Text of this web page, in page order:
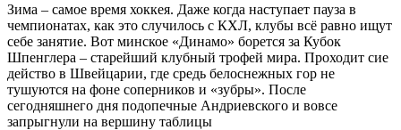
Зима – самое время хоккея. Даже когда наступает пауза в
чемпионатах, как это случилось с КХЛ, клубы всё равно ищут
себе занятие. Вот минское «Динамо» борется за Кубок
Шпенглера – старейший клубный трофей мира. Проходит сие
действо в Швейцарии, где средь белоснежных гор не
тушуются на фоне соперников и «зубры». После
сегодняшнего дня подопечные Андриевского и вовсе
запрыгнули на вершину таблицы